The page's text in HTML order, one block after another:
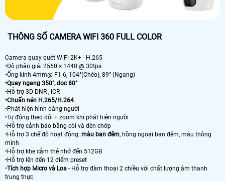
THÔNG SỐ CAMERA WIFI 360 FULL COLOR
Camera quay quét WiFi 2K+ - H.265
•Độ phân giải 2560 × 1440 @ 30fps
•Ống kính 4mm@ F1.6, 104°(Chéo), 89° (Ngang)
•Quay ngang 350°, dọc 80°
•Hỗ trợ 3D DNR , ICR
•Chuấn nén H.265/H.264
•Phát hiện hình dáng người
•Tự động theo dõi + zoom khi phát hiện người
•Hỗ trợ cảnh báo bằng còi và đèn chớp
•Hỗ trợ 3 chế độ hoạt động: màu ban đêm, hồng ngoại ban đêm, màu thông
minh
•Hỗ trợ khe cắm thẻ nhớ đến 512GB
•Hỗ trợ lên đến 12 điểm preset
•Tích hợp Micro và Loa - Hỗ trợ đàm thoại 2 chiều với chất lượng âm thanh
trung thực